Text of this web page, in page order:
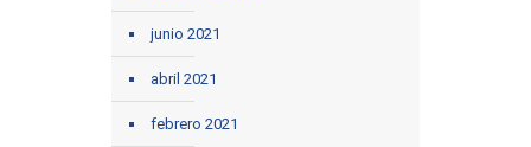
junio 2021
abril 2021
febrero 2021